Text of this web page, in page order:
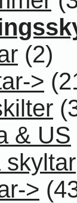
(2)
>
& US
skyltar
>